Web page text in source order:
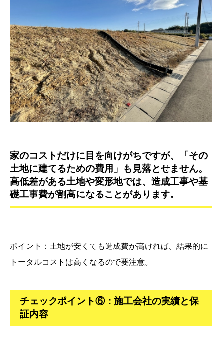
家のコストだけに目を向けがちですが、「その
土地に建てるための費用」も見落とせません。
高低差がある土地や変形地では、造成工事や基
礎工事費が割高になることがあります。
ポイント：土地が安くても造成費が高ければ、結果的に
トータルコストは高くなるので要注意。
チェックポイント⑥：施工会社の実績と保
証内容